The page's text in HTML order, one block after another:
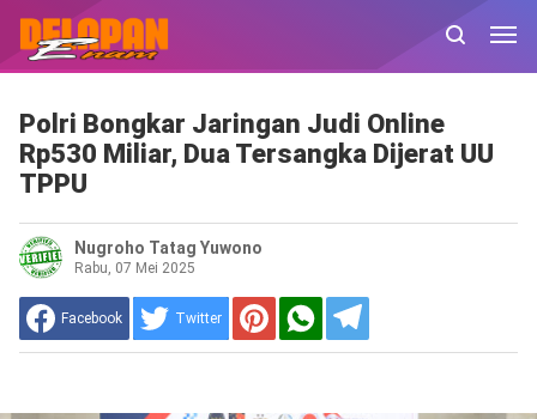
Polri Bongkar Jaringan Judi Online
Rp530 Miliar, Dua Tersangka Dijerat UU
TPPU
Nugroho Tatag Yuwono
Rabu, 07 Mei 2025
Facebook Twitter